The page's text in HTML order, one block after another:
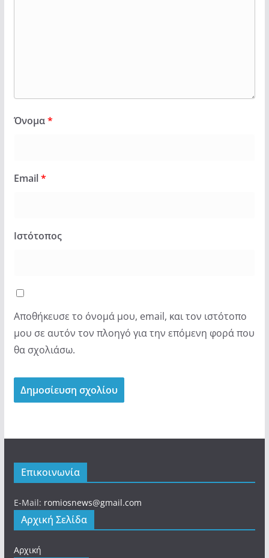
Όνομα*
Email*
Ιστότοπος
Αποθήκευσε το όνομά μου, email, και τον ιστότοπο
μου σε αυτόν τον πλοηγό για την επόμενη φορά που
θα σχολιάσω.
Επικοινωνία
E-Mail: romiosnews@gmail.com
Αρχική Σελίδα
Αρχική